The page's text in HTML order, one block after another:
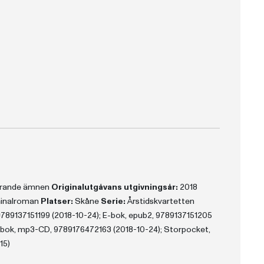
ämnen Originalutgåvans utgivningsår: 2018
Platser: Skåne Serie:Årstidskvartetten
(2018-10-24); E-bok, epub2, 9789137151205
mp3-CD, 9789176472163 (2018-10-24); Storpocket,